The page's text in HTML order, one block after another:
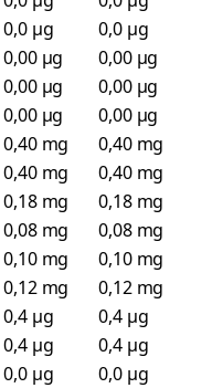
0,0 µg
0,0 µg
0,00 µg
0,00 µg
0,00 µg
0,00 µg
0,00 µg
0,00 µg
0,40 mg
0,40 mg
0,40 mg
0,40 mg
0,18 mg
0,18 mg
0,08 mg
0,08 mg
0,10 mg
0,10 mg
0,12 mg
0,12 mg
0,4 µg
0,4 µg
0,4 µg
0,4 µg
0,0 µg
0,0 µg